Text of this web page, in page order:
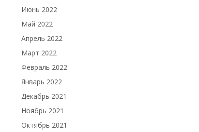
Июнь 2022
Май 2022
Апрель 2022
Март 2022
Февраль 2022
Январь 2022
Декабрь 2021
Ноябрь 2021
Октябрь 2021